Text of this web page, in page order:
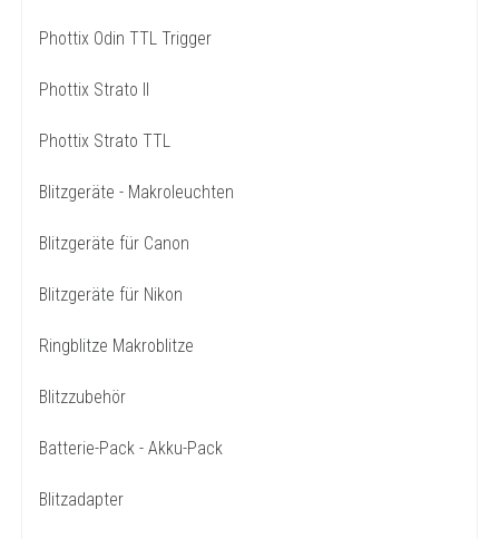
Phottix Odin TTL Trigger
Phottix Strato II
Phottix Strato TTL
Blitzgeräte - Makroleuchten
Blitzgeräte für Canon
Blitzgeräte für Nikon
Ringblitze Makroblitze
Blitzzubehör
Batterie-Pack - Akku-Pack
Blitzadapter